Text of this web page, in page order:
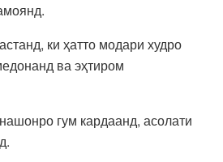
ки ҳатто модари худро
ва эҳтиром
гум кардаанд, асолати